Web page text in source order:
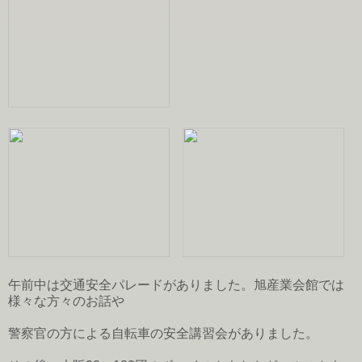
午前中は交通安全パレードがありました。旭産業会館では
様々な方々のお話や
警察官の方による自転車の安全講習会がありました。